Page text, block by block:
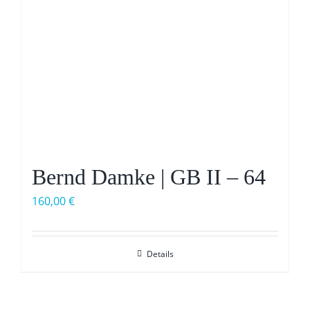
Bernd Damke | GB II – 64
160,00€
Details